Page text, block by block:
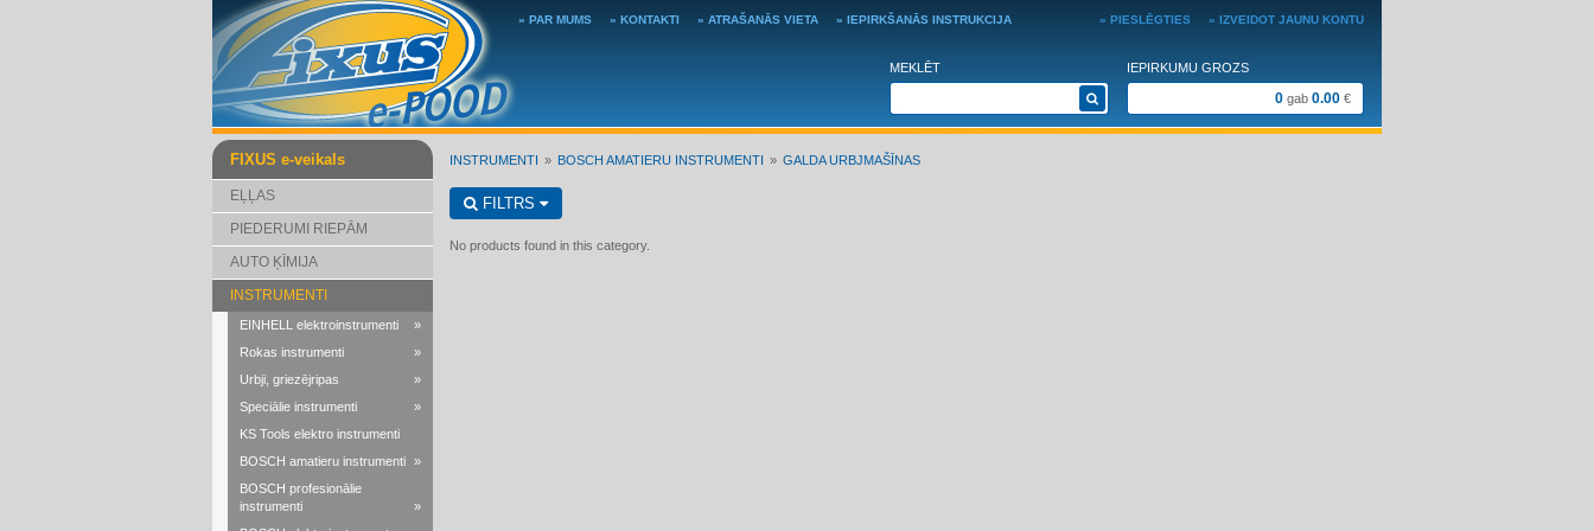
» PAR MUMS » KONTAKTI » ATRAŠANĀS VIETA » IEPIRKŠANĀS INSTRUKCIJA » PIESLĒGTIES » IZVEIDOT JAUNU KONTU
MEKLĒT IEPIRKUMU GROZS
0 gab 0.00 €
FIXUS e-veikals
EĻĻAS
PIEDERUMI RIEPĀM
AUTO ĶĪMIJA
INSTRUMENTI
EINHELL elektroinstrumenti
»
Rokas instrumenti
»
Urbji, griezējripas
»
Speciālie instrumenti
»
KS Tools elektro instrumenti
BOSCH amatieru instrumenti »
BOSCH profesionālie
instrumenti
»
INSTRUMENTI BOSCH AMATIERU INSTRUMENTI GALDA URBJMAŠĪNAS
FILTRS
No products found in this category.